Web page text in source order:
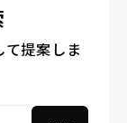
提案しま